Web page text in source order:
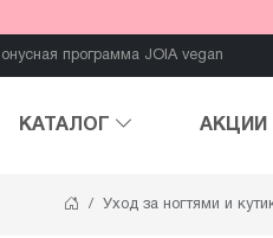
программа JOIA vegan
КАТАЛОГ АКЦИИ
Уход за ногтями и